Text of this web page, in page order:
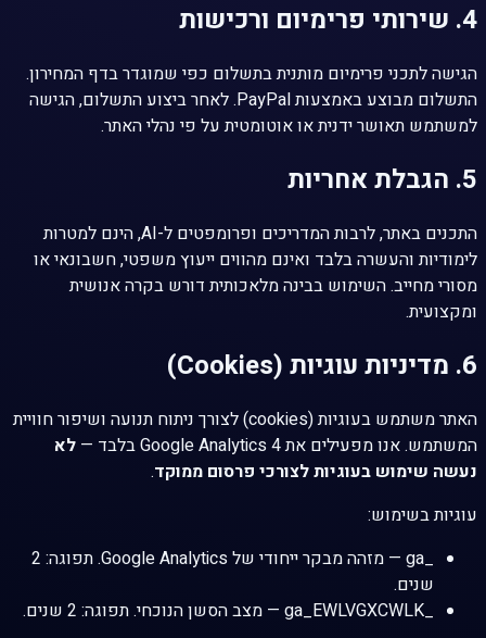
4. שירותי פרימיום ורכישות
הגישה לתכני פרימיום מותנית בתשלום כפי שמוגדר בדף המחירון.
התשלום מבוצע באמצעות PayPal. לאחר ביצוע התשלום, הגישה
למשתמש תאושר ידנית או אוטומטית על פי נהלי האתר.
5. הגבלת אחריות
התכנים באתר, לרבות המדריכים ופרומפטים ל-AI, הינם למטרות
לימודיות והעשרה בלבד ואינם מהווים ייעוץ משפטי, חשבונאי או
מסורי מחייב. השימוש בבינה מלאכותית דורש בקרה אנושית
ומקצועית.
6. מדיניות עוגיות (Cookies)
האתר משתמש בעוגיות (cookies) לצורך ניתוח תנועה ושיפור חוויית
המשתמש. אנו מפעילים את Google Analytics 4 בלבד —
לא
נעשה שימוש בעוגיות לצורכי פרסום ממוקד.
עוגיות בשימוש:
_ga
— מזהה מבקר ייחודי של Google Analytics. תפוגה: 2
שנים.
_ga_EWLVGXCWLK
— מצב הסשן הנוכחי. תפוגה: 2 שנים.